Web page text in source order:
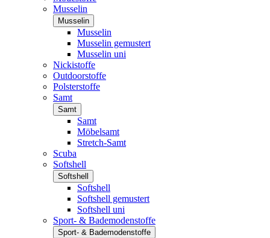
Musselin
Musselin
Musselin
Musselin gemustert
Musselin uni
Nickistoffe
Outdoorstoffe
Polsterstoffe
Samt
Samt
Samt
Möbelsamt
Stretch-Samt
Scuba
Softshell
Softshell
Softshell
Softshell gemustert
Softshell uni
Sport- & Bademodenstoffe
Sport- & Bademodenstoffe